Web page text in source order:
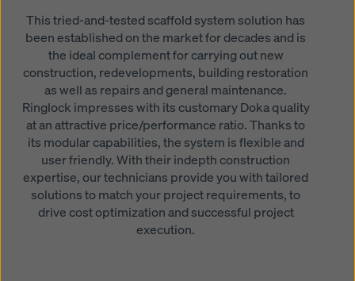
This tried-and-tested scaffold system solution has
been established on the market for decades and is
the ideal complement for carrying out new
construction, redevelopments, building restoration
as well as repairs and general maintenance.
Ringlock impresses with its customary Doka quality
at an attractive price/performance ratio. Thanks to
its modular capabilities, the system is flexible and
user friendly. With their indepth construction
expertise, our technicians provide you with tailored
solutions to match your project requirements, to
drive cost optimization and successful project
execution.